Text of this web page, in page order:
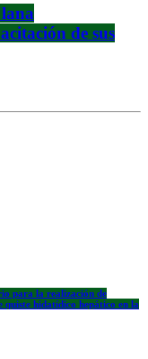
de sus
para la realización de
quiste hidatídico hepático en la